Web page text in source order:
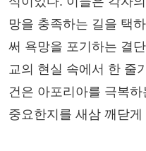
망을 충족하는 길을 택
써 욕망을 포기하는 결
교의 현실 속에서 한 줄
건은 아포리아를 극복
중요한지를 새삼 깨닫